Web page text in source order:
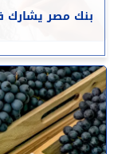
بنك مصر يشارك